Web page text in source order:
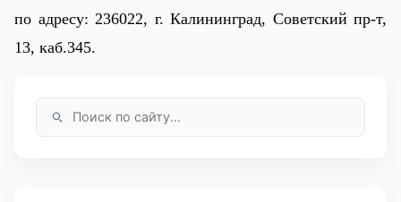
по адресу: 236022, г. Калининград, Советский пр-т,
13, каб.345.